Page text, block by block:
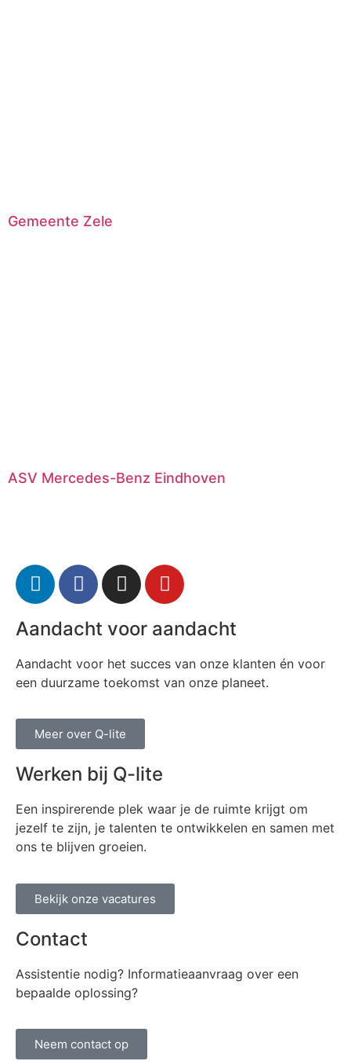
Gemeente Zele
ASV Mercedes-Benz Eindhoven
Aandacht voor aandacht
Aandacht voor het succes van onze klanten én voor
een duurzame toekomst van onze planeet.
Meer over Q-lite
Werken bij Q-lite
Een inspirerende plek waar je de ruimte krijgt om
jezelf te zijn, je talenten te ontwikkelen en samen met
ons te blijven groeien.
Bekijk onze vacatures
Contact
Assistentie nodig? Informatieaanvraag over een
bepaalde oplossing?
Neem contact op